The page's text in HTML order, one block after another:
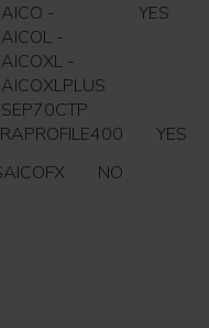
-
-
-
YES
YES
NO